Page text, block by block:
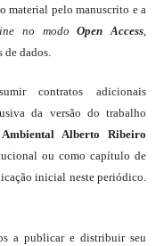
material pelo manuscrito e a
no modo Open Access,
de dados.
contratos adicionais
da versão do trabalho
Alberto Ribeiro
ou como capítulo de
inicial neste periódico.
a publicar e distribuir seu